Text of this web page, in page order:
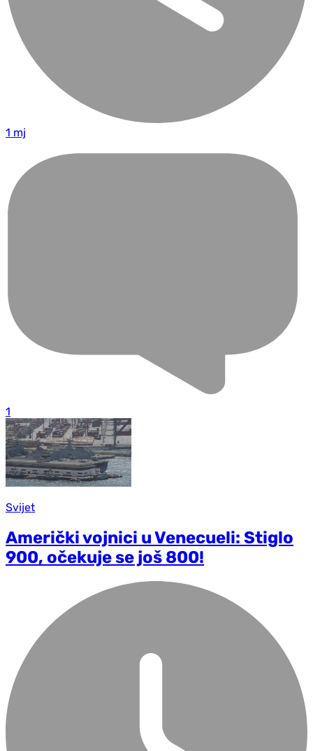
1 mj
1
Svijet
Američki vojnici u Venecueli: Stiglo
900, očekuje se još 800!